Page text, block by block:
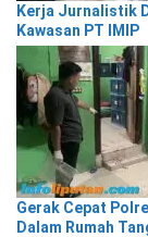
Kerja Jurnalistik
Kawasan PT IMIP
Gerak Cepat
Dalam Rumah